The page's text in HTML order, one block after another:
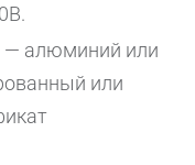
— алюминий или
или